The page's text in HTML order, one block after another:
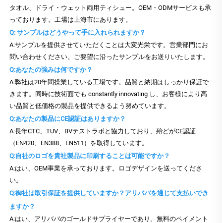
タオル、ドライ・ウェット両用ティシュー。OEM・ODMサービスも承
っております。工場は上海市にあります。
Q: サンプルはどうやって手に入れられますか？
A:サンプルを提供させていただくことは大変光栄です。営業部門にお
問い合わせください。ご要望に沿ったサンプルをお送りいたします。
Q:あなたの強みは何ですか？
A:弊社は20年間操業している工場です。品質と納期はしっかり保証で
きます。同時に技術面でも constantly innovating し、お客様により高
い品質と低価格の製品を提供できるよう努めています。
Q:あなたの製品にCE認証はありますか？
A:長年CTC、TUV、BVテストラボと協力しており、殆どがCE認証
（EN420、EN388、EN511）を取得しています。
Q:自社のロゴを貴社製品に印刷することは可能ですか？
A:はい、OEM事業を承っております。ロゴデザインを送ってくださ
い。
Q:御社は取引保証を提供していますか？アリババを通じて支払いでき
ますか？
A:はい、アリババのゴールドサプライヤーであり、無料のペイメント